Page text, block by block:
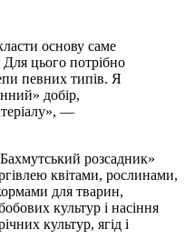
основу саме
цього потрібно
певних типів. Я
добір,
—
розсадник»
квітами, рослинами,
для тварин,
культур і насіння
культур, ягід і